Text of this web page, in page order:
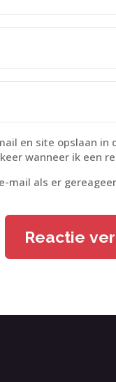
en site opslaan in
wanneer ik een
mail als er
Reactie